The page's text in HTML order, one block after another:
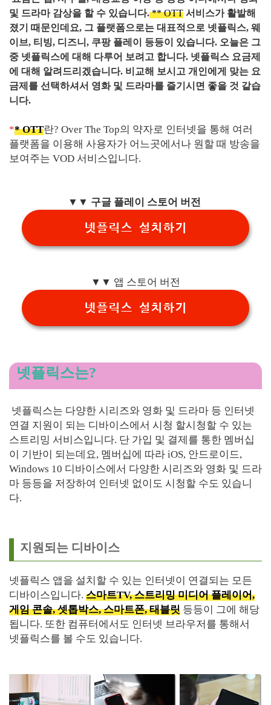
및 드라마 감상을 할 수 있습니다.** OTT 서비스가 활발해
졌기 때문인데요, 그 플랫폼으로는 대표적으로 넷플릭스, 웨
이브, 티빙, 디즈니, 쿠팡 플레이 등등이 있습니다. 오늘은 그
중 넷플릭스에 대해 다루어 보려고 합니다. 넷플릭스 요금제
에 대해 알려드리겠습니다. 비교해 보시고 개인에게 맞는 요
금제를 선택하셔서 영화 및 드라마를 즐기시면 좋을 것 같습
니다.
** OTT란? Over The Top의 약자로 인터넷을 통해 여러
플랫폼을 이용해 사용자가 어느곳에서나 원할 때 방송을
보여주는 VOD 서비스입니다.
▼▼ 구글 플레이 스토어 버전
넷플릭스 설치하기
▼▼ 앱 스토어 버전
넷플릭스 설치하기
넷플릭스는?
넷플릭스는 다양한 시리즈와 영화 및 드라마 등 인터넷
연결 지원이 되는 디바이스에서 시청 할시청할 수 있는
스트리밍 서비스입니다. 단 가입 및 결제를 통한 멤버십
이 기반이 되는데요, 멤버십에 따라 iOS, 안드로이드,
Windows 10 디바이스에서 다양한 시리즈와 영화 및 드라
마 등등을 저장하여 인터넷 없이도 시청할 수도 있습니
다.
지원되는 디바이스
넷플릭스 앱을 설치할 수 있는 인터넷이 연결되는 모든
디바이스입니다. 스마트TV, 스트리밍 미디어 플레이어,
게임 콘솔, 셋톱박스, 스마트폰, 태블릿 등등이 그에 해당
됩니다. 또한 컴퓨터에서도 인터넷 브라우저를 통해서
넷플릭스를 볼 수도 있습니다.